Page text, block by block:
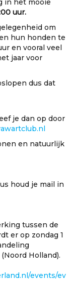
in het mooie
uur.
om
hun honden te
en vooral veel
jaar voor
dus dat
je dan op door
en natuurlijk
houd je mail in
tussen de
er op zondag 1
Holland).
events/ev